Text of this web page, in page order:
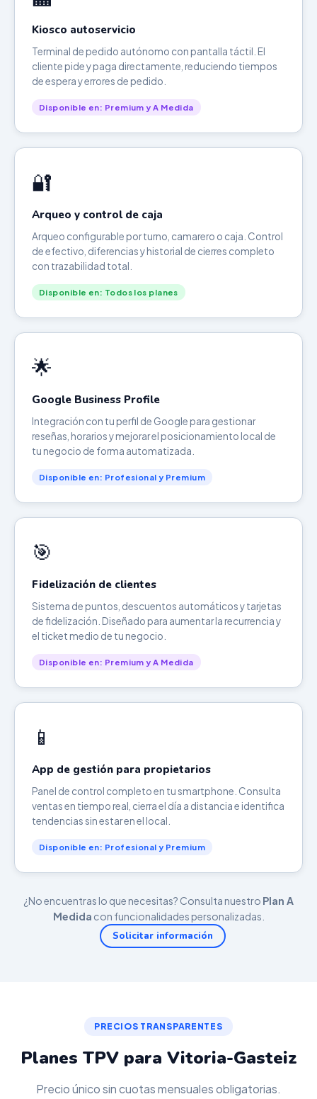
Kiosco autoservicio
Terminal de pedido autónomo con pantalla táctil. El
cliente pide y paga directamente, reduciendo tiempos
de espera y errores de pedido.
Disponible en: Premium y A Medida
🔐
Arqueo y control de caja
Arqueo configurable por turno, camarero o caja. Control
de efectivo, diferencias y historial de cierres completo
con trazabilidad total.
Disponible en: Todos los planes
🌟
Google Business Profile
Integración con tu perfil de Google para gestionar
reseñas, horarios y mejorar el posicionamiento local de
tu negocio de forma automatizada.
Disponible en: Profesional y Premium
🎯
Fidelización de clientes
Sistema de puntos, descuentos automáticos y tarjetas
de fidelización. Diseñado para aumentar la recurrencia y
el ticket medio de tu negocio.
Disponible en: Premium y A Medida
📱
App de gestión para propietarios
Panel de control completo en tu smartphone. Consulta
ventas en tiempo real, cierra el día a distancia e identifica
tendencias sin estar en el local.
Disponible en: Profesional y Premium
¿No encuentras lo que necesitas? Consulta nuestro Plan A
Medida con funcionalidades personalizadas.
Solicitar información
PRECIOS TRANSPARENTES
Planes TPV para Vitoria-Gasteiz
Precio único sin cuotas mensuales obligatorias.